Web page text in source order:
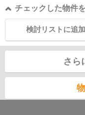
チェックした物件
検討リストに追加
さら